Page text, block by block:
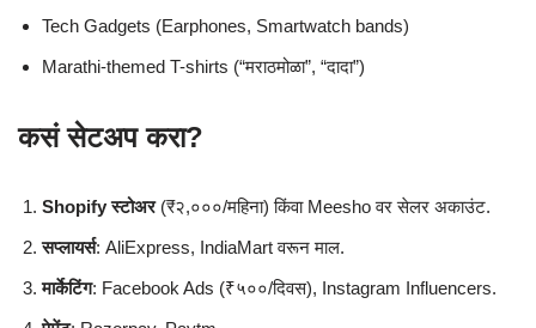
Tech Gadgets (Earphones, Smartwatch bands)
Marathi-themed T-shirts (“मराठमोळा”, “दादा”)
कसं सेटअप करा?
Shopify स्टोअर(₹२,०००/महिना) किंवा Meesho वर सेलर अकाउंट.
सप्लायर्स: AliExpress, IndiaMart वरून माल.
मार्केटिंग: Facebook Ads (₹५००/दिवस), Instagram Influencers.